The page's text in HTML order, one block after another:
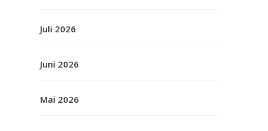
Juli 2026
Juni 2026
Mai 2026